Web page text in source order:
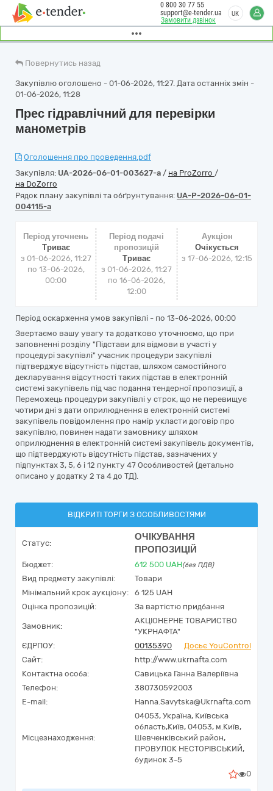
Замовити дзвінок
0 800 30 77 55
support@e-tender.ua
UK
Повернутись назад
Закупівлю оголошено - 01-06-2026, 11:27. Дата останніх змін -
01-06-2026, 11:28
Прес гідравлічний для перевірки
манометрів
Оголошення про проведення.pdf
Закупівля: UA-2026-06-01-003627-a / на ProZorro /
на DoZorro
Рядок плану закупівлі та обґрунтування: UA-P-2026-06-01-
004115-a
Період уточнень
Триває
з 01-06-2026, 11:27
по 13-06-2026,
00:00
Період подачі
пропозицій
Триває
з 01-06-2026, 11:27
по 16-06-2026,
12:00
Аукціон
Очікується
з17-06-2026, 12:15
Період оскарження умов закупівлі - по 13-06-2026, 00:00
Звертаємо вашу увагу та додатково уточнюємо, що при
заповненні розділу "Підстави для відмови в участі у
процедурі закупівлі" учасник процедури закупівлі
підтверджує відсутність підстав, шляхом самостійного
декларування відсутності таких підстав в електронній
системі закупівель під час подання тендерної пропозиції, а
Переможець процедури закупівлі у строк, що не перевищує
чотири дні з дати оприлюднення в електронній системі
закупівель повідомлення про намір укласти договір про
закупівлю, повинен надати замовнику шляхом
оприлюднення в електронній системі закупівель документів,
що підтверджують відсутність підстав, зазначених у
підпунктах 3, 5, 6 і 12 пункту 47 Особливостей (детально
описано у додатку 2 та 4 до ТД).
ВІДКРИТІ ТОРГИ З ОСОБЛИВОСТЯМИ
Статус:
ОЧІКУВАННЯ
ПРОПОЗИЦІЙ
Бюджет: 612 500 UAH(без ПДВ)
Вид предмету закупівлі:
Товари
Мінімальний крок аукціону:
6 125 UAH
Оцінка пропозицій:
За вартістю придбання
Замовник:
АКЦІОНЕРНЕ ТОВАРИСТВО
"УКPНAФТА"
ЄДРПОУ:
00135390
Досьє YouControl
Сайт:
http://www.ukrnafta.com
Контактна особа:
Савицька Ганна Валеріївна
Телефон:
380730592003
E-mail:
Hanna.Savytska@Ukrnafta.com
Місцезнаходження:
04053, Україна, Київська
область,Київ, 04053, м.Київ,
Шевченківський район,
ПРОВУЛОК НЕСТОРІВСЬКИЙ,
будинок 3-5
0